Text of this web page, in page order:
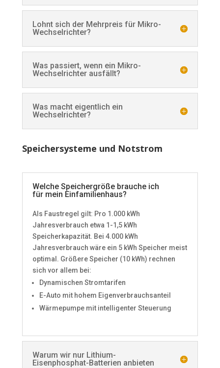
Lohnt sich der Mehrpreis für Mikro-
Wechselrichter?
Was passiert, wenn ein Mikro-
Wechselrichter ausfällt?
Was macht eigentlich ein
Wechselrichter?
Speichersysteme und Notstrom
Welche Speichergröße brauche ich
für mein Einfamilienhaus?
Als Faustregel gilt: Pro 1.000 kWh
Jahresverbrauch etwa 1-1,5 kWh
Speicherkapazität. Bei 4.000 kWh
Jahresverbrauch wäre ein 5 kWh Speicher meist
optimal. Größere Speicher (10 kWh) rechnen
sich vor allem bei:
Dynamischen Stromtarifen
E-Auto mit hohem Eigenverbrauchsanteil
Wärmepumpe mit intelligenter Steuerung
Warum wir nur Lithium-
Eisenphosphat-Batterien anbieten